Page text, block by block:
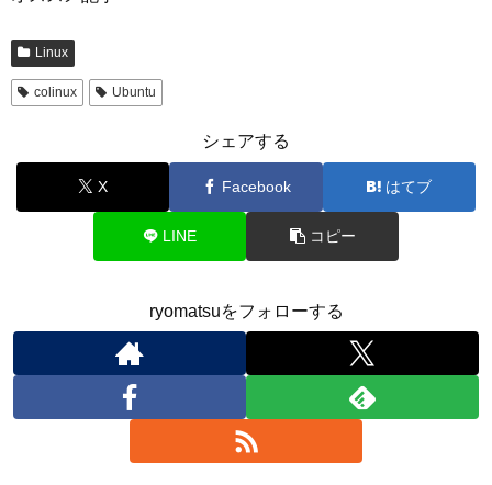
Linux
colinux Ubuntu
シェアする
X Facebook はてブ
LINE コピー
ryomatsuをフォローする